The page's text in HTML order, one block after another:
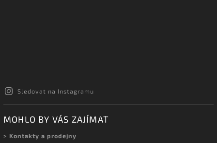
Sledovat na Instagramu
MOHLO BY VÁS ZAJÍMAT
> Kontakty a prodejny